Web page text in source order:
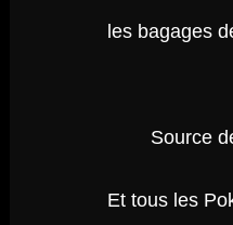
les bagages
Source
Et tous les